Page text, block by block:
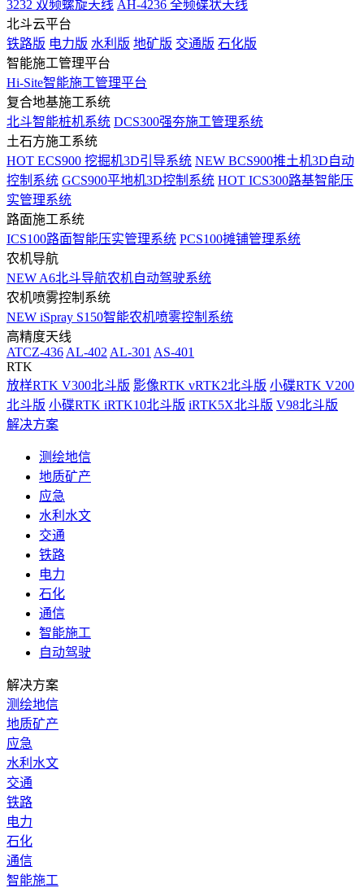
3232 双频螺旋天线 AH-4236 全频碟状天线
北斗云平台
铁路版 电力版 水利版 地矿版 交通版 石化版
智能施工管理平台
Hi-Site智能施工管理平台
复合地基施工系统
北斗智能桩机系统 DCS300强夯施工管理系统
土石方施工系统
HOT ECS900 挖掘机3D引导系统 NEW BCS900推土机3D自动
控制系统 GCS900平地机3D控制系统 HOT ICS300路基智能压
实管理系统
路面施工系统
ICS100路面智能压实管理系统 PCS100摊铺管理系统
农机导航
NEW A6北斗导航农机自动驾驶系统
农机喷雾控制系统
NEW iSpray S150智能农机喷雾控制系统
高精度天线
ATCZ-436 AL-402 AL-301 AS-401
RTK
放样RTK V300北斗版 影像RTK vRTK2北斗版 小碟RTK V200
北斗版 小碟RTK iRTK10北斗版 iRTK5X北斗版 V98北斗版
解决方案
测绘地信
地质矿产
应急
水利水文
交通
铁路
电力
石化
通信
智能施工
自动驾驶
解决方案
测绘地信
地质矿产
应急
水利水文
交通
铁路
电力
石化
通信
智能施工